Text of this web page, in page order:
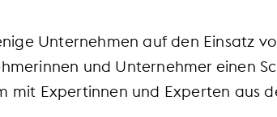
Unternehmen auf den Einsatz
und Unternehmer einen
mit Expertinnen und Experten aus